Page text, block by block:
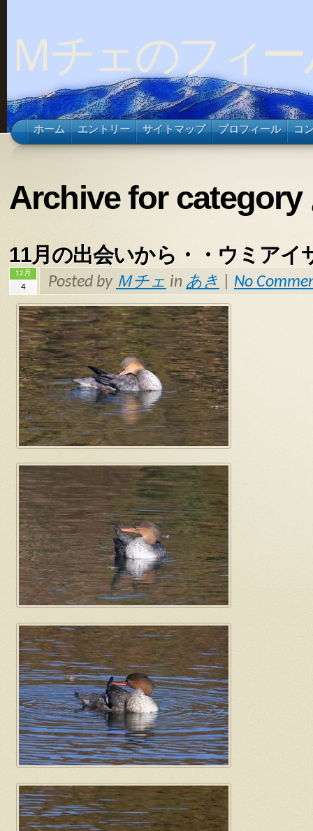
Ｍチェのフィ
ホーム エントリー サイトマップ プロフィール コ
Archive for category
11月の出会いから・・ウミアイ
12月
4 Posted by Ｍチェ in あき No